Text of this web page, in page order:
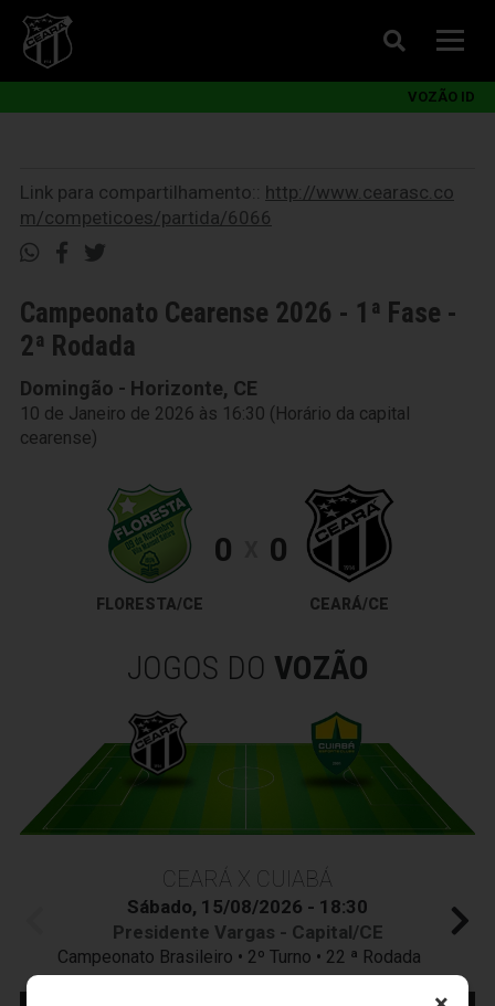
VOZÃO ID
Link para compartilhamento:: http://www.cearasc.co
m/competicoes/partida/6066
Campeonato Cearense 2026 - 1ª Fase -
2ª Rodada
Domingão - Horizonte, CE
10 de Janeiro de 2026 às 16:30 (Horário da capital
cearense)
FLORESTA/CE
0 0
CEARÁ/CE
JOGOS DO VOZÃO
CEARÁ X CUIABÁ
Sábado, 15/08/2026 - 18:30
Presidente Vargas - Capital/CE
Campeonato Brasileiro • 2º Turno • 22 ª Rodada